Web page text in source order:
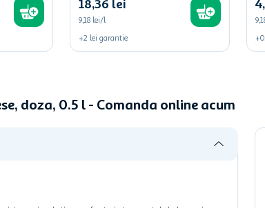
18,36 lei
9,18 lei/l
+2 lei garantie
4,
+
doza, 0.5 l - Comanda online acum